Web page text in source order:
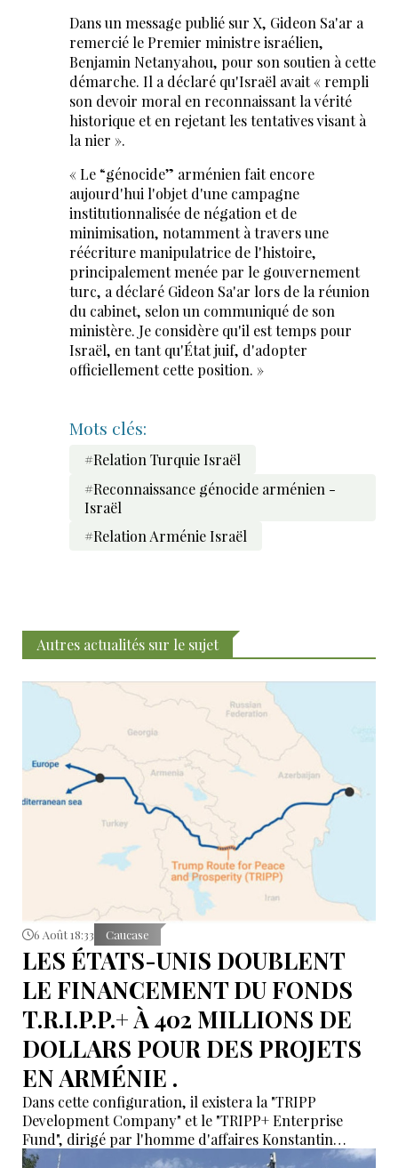
Dans un message publié sur X, Gideon Sa'ar a
remercié le Premier ministre israélien,
Benjamin Netanyahou, pour son soutien à cette
démarche. Il a déclaré qu'Israël avait « rempli
son devoir moral en reconnaissant la vérité
historique et en rejetant les tentatives visant à
la nier ».
« Le “génocide” arménien fait encore
aujourd'hui l'objet d'une campagne
institutionnalisée de négation et de
minimisation, notamment à travers une
réécriture manipulatrice de l'histoire,
principalement menée par le gouvernement
turc, a déclaré Gideon Sa'ar lors de la réunion
du cabinet, selon un communiqué de son
ministère. Je considère qu'il est temps pour
Israël, en tant qu'État juif, d'adopter
officiellement cette position. »
Mots clés:
#Relation Turquie Israël
#Reconnaissance génocide arménien -
Israël
#Relation Arménie Israël
Autres actualités sur le sujet
6 Août 18:33 Caucase
LES ÉTATS-UNIS DOUBLENT
LE FINANCEMENT DU FONDS
T.R.I.P.P.+ À 402 MILLIONS DE
DOLLARS POUR DES PROJETS
EN ARMÉNIE .
Dans cette configuration, il existera la "TRIPP
Development Company" et le "TRIPP+ Enterprise
Fund", dirigé par l'homme d'affaires Konstantin
Sokolov